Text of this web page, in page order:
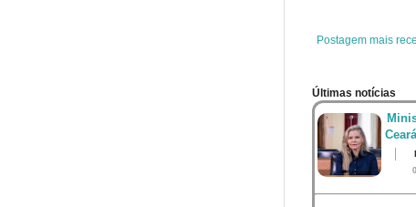
t
Postagem mais
Últimas notícias
Ceará